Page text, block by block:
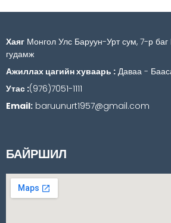
Хаяг Монгол Улс Баруун-Урт сум, 7-р
гудамж
Ажиллах цагийн хуваарь : Даваа -
Утас :(976)7051-1111
Email: baruunurt1957@gmail.com
БАЙРШИЛ